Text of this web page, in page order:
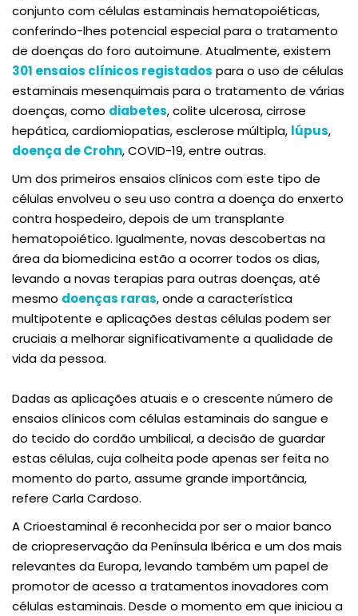
conjunto com células estaminais hematopoiéticas,
conferindo-lhes potencial especial para o tratamento
de doenças do foro autoimune. Atualmente, existem
301 ensaios clínicos registados para o uso de células
estaminais mesenquimais para o tratamento de várias
doenças, como diabetes, colite ulcerosa, cirrose
hepática, cardiomiopatias, esclerose múltipla, lúpus,
doença de Crohn, COVID-19, entre outras.
Um dos primeiros ensaios clínicos com este tipo de
células envolveu o seu uso contra a doença do enxerto
contra hospedeiro, depois de um transplante
hematopoiético. Igualmente, novas descobertas na
área da biomedicina estão a ocorrer todos os dias,
levando a novas terapias para outras doenças, até
mesmo doenças raras, onde a característica
multipotente e aplicações destas células podem ser
cruciais a melhorar significativamente a qualidade de
vida da pessoa.
Dadas as aplicações atuais e o crescente número de
ensaios clínicos com células estaminais do sangue e
do tecido do cordão umbilical, a decisão de guardar
estas células, cuja colheita pode apenas ser feita no
momento do parto, assume grande importância,
refere Carla Cardoso.
A Crioestaminal é reconhecida por ser o maior banco
de criopreservação da Península Ibérica e um dos mais
relevantes da Europa, levando também um papel de
promotor de acesso a tratamentos inovadores com
células estaminais. Desde o momento em que iniciou a